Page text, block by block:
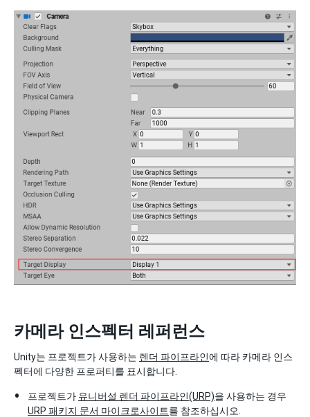
카메라 인스펙터 레퍼런스
Unity는 프로젝트가 사용하는 렌더 파이프라인에 따라 카메라 인스
펙터에 다양한 프로퍼티를 표시합니다.
프로젝트가 유니버설 렌더 파이프라인(URP)을 사용하는 경우
URP 패키지 문서 마이크로사이트를 참조하십시오.